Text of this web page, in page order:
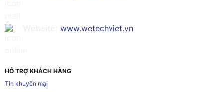
www.wetechviet.vn
HỖ TRỢ KHÁCH HÀNG
Tin khuyến mại